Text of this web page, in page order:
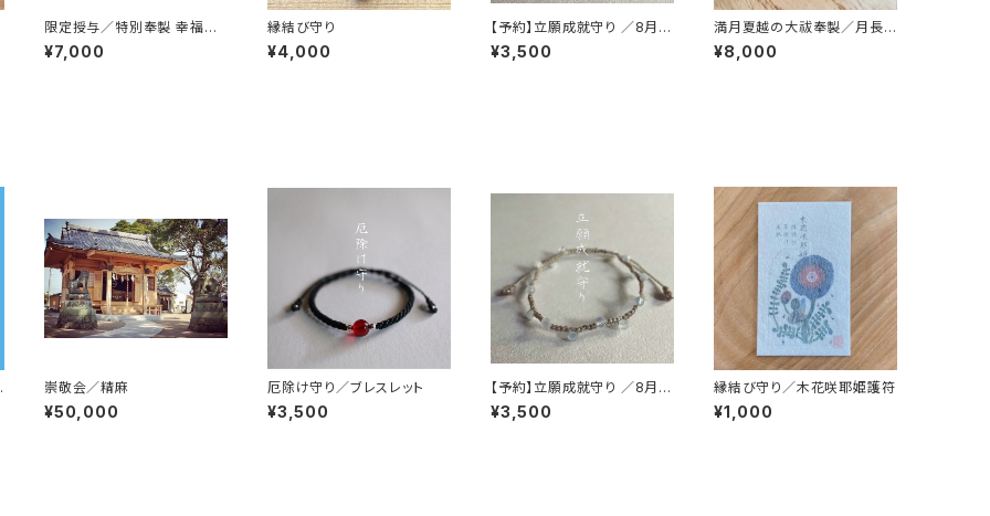
限定授与／特別奉製 幸福守
り
¥7,000
縁結び守り
¥4,000
【予約】立願成就守り ／8月11
日奉製
¥3,500
満月夏越の大祓奉製／月長
石入りロケットペンダント
¥8,000
崇敬会／精麻
¥50,000
厄除け守り／ブレスレット
¥3,500
【予約】立願成就守り ／8月11
日奉製
¥3,500
縁結び守り／木花咲耶姫護符
¥1,000